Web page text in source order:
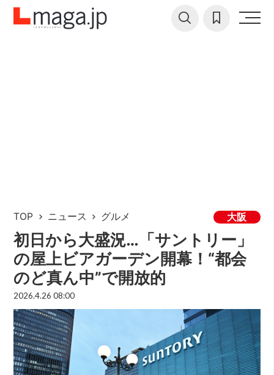
TOP ニュース グルメ 大阪
初日から大盛況…「サントリー」
の屋上ビアガーデン開幕！“都会
のど真ん中”で開放的
2026.4.26 08:00